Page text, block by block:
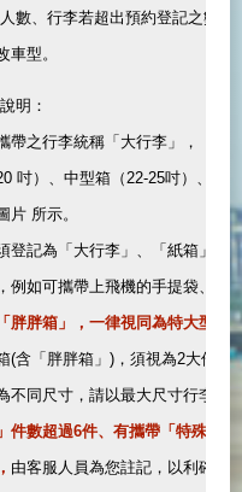
數、行李若超出預約登記之數
車型。
明：
帶之行李統稱「大行李」，「大
吋）、中型箱（22-25吋）、大
片 所示。
登記為「大行李」、「紙箱」不
例如可攜帶上飛機的手提袋、背
胖胖箱」，一律視同為特大型箱
(含「胖胖箱」)，須視為2大件行
不同尺寸，請以最大尺寸行李對
件數超過6件、有攜帶「特殊行
由客服人員為您註記，以利確認